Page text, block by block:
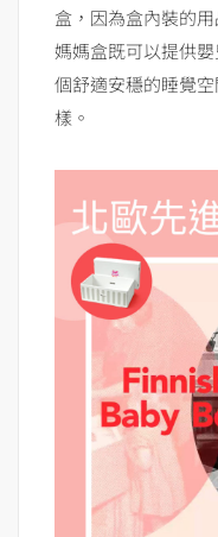
盒，因為盒內裝的
媽媽盒既可以提供
個舒適安穩的睡覺
樣。